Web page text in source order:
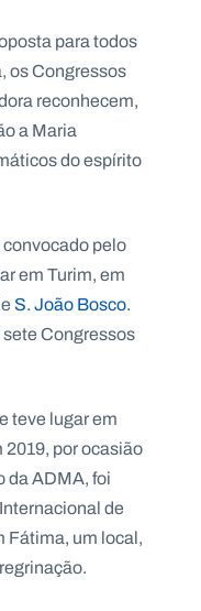
para todos
os Congressos
reconhecem,
a Maria
do espírito
pelo
em Turim, em
S. João Bosco.
Congressos
teve lugar em
por ocasião
da ADMA, foi
de
Fátima, um local,